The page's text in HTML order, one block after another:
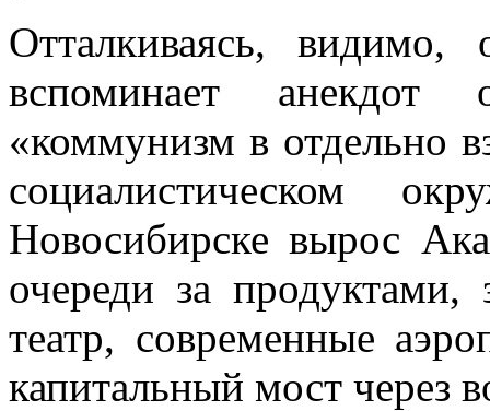
Отталкиваясь, видимо,
вспоминает анекдот
«коммунизм в отдельно
социалистическом
Новосибирске вырос
очереди за продуктами,
театр, современные
капитальный мост через